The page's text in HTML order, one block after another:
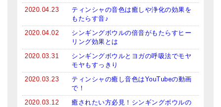
2020.04.23
ティンシャの音色は癒しや浄化の効果を
もたらす音♪
2020.04.02
シンギングボウルの倍音がもたらすヒー
リング効果とは
2020.03.31
シンギングボウルとヨガの呼吸法でモヤ
モヤもすっきり
2020.03.23
ティンシャの癒し音色はYouTubeの動画
で！
2020.03.12
癒されたい方必見！シンギングボウルの